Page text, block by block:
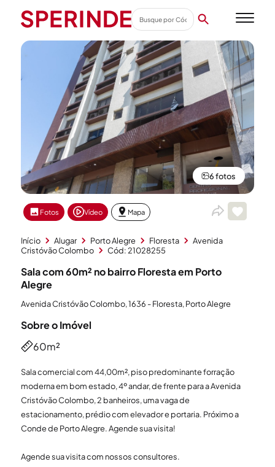
6 fotos
Fotos Vídeo Mapa
Início Alugar Porto Alegre Floresta
Avenida
Cristóvão Colombo
Cód: 21028255
Sala com 60m² no bairro Floresta em Porto
Alegre
Avenida Cristóvão Colombo, 1636 - Floresta, Porto Alegre
Sobre o Imóvel
60m²
Sala comercial com 44,00m², piso predominante forração
moderna em bom estado, 4º andar, de frente para a Avenida
Cristóvão Colombo, 2 banheiros, uma vaga de
estacionamento, prédio com elevador e portaria. Próximo a
Conde de Porto Alegre. Agende sua visita!
Agende sua visita com nossos consultores.